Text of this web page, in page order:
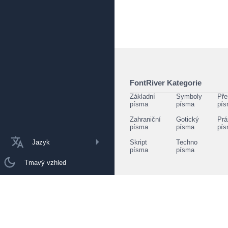
Jazyk
Tmavý vzhled
FontRiver Kategorie
Základní
písma
Symboly
písma
Zahraniční
písma
Gotický
písma
Skript
písma
Techno
písma